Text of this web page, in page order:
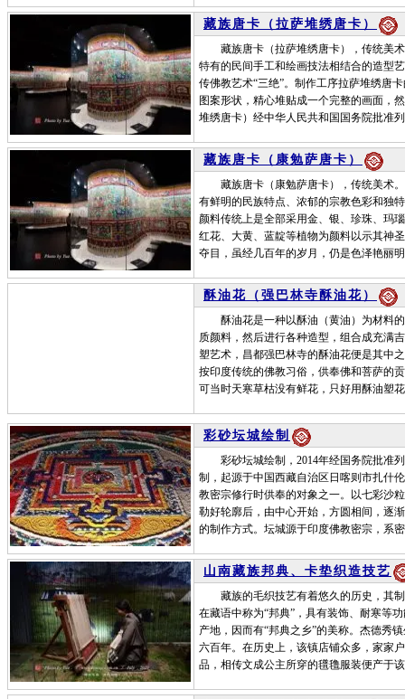
藏族唐卡（拉萨堆绣唐卡）
藏族唐卡（拉萨堆绣唐卡），传统美术
特有的民间手工和绘画技法相结合的造型
传佛教艺术“三绝”。制作工序拉萨堆绣唐
图案形状，精心堆贴成一个完整的画面，
堆绣唐卡）经中华人民共和国国务院批准
藏族唐卡（康勉萨唐卡）
藏族唐卡（康勉萨唐卡），传统美术。
有鲜明的民族特点、浓郁的宗教色彩和独
颜料传统上是全部采用金、银、珍珠、玛
红花、大黄、蓝靛等植物为颜料以示其神
夺目，虽经几百年的岁月，仍是色泽艳
酥油花（强巴林寺酥油花）
酥油花是一种以酥油（黄油）为材料的
质颜料，然后进行各种造型，组合成充满
塑艺术，昌都强巴林寺的酥油花便是其中
按印度传统的佛教习俗，供奉佛和菩萨的
可当时天寒草枯没有鲜花，只好用酥油
彩砂坛城绘制
彩砂坛城绘制，2014年经国务院批准列
制，起源于中国西藏自治区日喀则市扎什
教密宗修行时供奉的对象之一。以七彩沙
勒好轮廓后，由中心开始，方圆相间，逐
的制作方式。坛城源于印度佛教密宗，
山南藏族邦典、卡垫织造技艺
藏族的毛织技艺有着悠久的历史，其制
在藏语中称为“邦典”，具有装饰、耐寒等
产地，因而有“邦典之乡”的美称。杰德秀
六百年。在历史上，该镇店铺众多，家家
品，相传文成公主所穿的氆氇服装便产